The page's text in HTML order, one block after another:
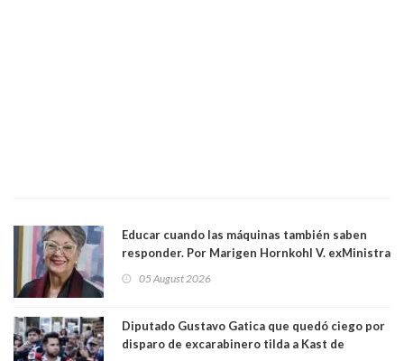
Educar cuando las máquinas también saben
responder. Por Marigen Hornkohl V. exMinistra
05 August 2026
Diputado Gustavo Gatica que quedó ciego por
disparo de excarabinero tilda a Kast de